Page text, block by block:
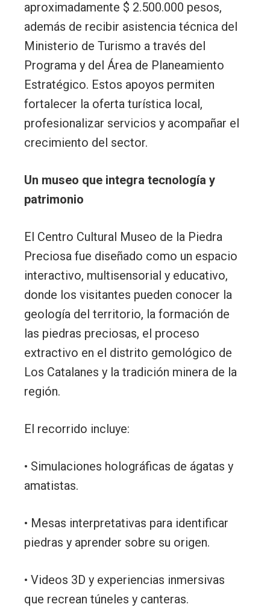
aproximadamente $ 2.500.000 pesos,
además de recibir asistencia técnica del
Ministerio de Turismo a través del
Programa y del Área de Planeamiento
Estratégico. Estos apoyos permiten
fortalecer la oferta turística local,
profesionalizar servicios y acompañar el
crecimiento del sector.
Un museo que integra tecnología y
patrimonio
El Centro Cultural Museo de la Piedra
Preciosa fue diseñado como un espacio
interactivo, multisensorial y educativo,
donde los visitantes pueden conocer la
geología del territorio, la formación de
las piedras preciosas, el proceso
extractivo en el distrito gemológico de
Los Catalanes y la tradición minera de la
región.
El recorrido incluye:
• Simulaciones holográficas de ágatas y
amatistas.
• Mesas interpretativas para identificar
piedras y aprender sobre su origen.
• Videos 3D y experiencias inmersivas
que recrean túneles y canteras.